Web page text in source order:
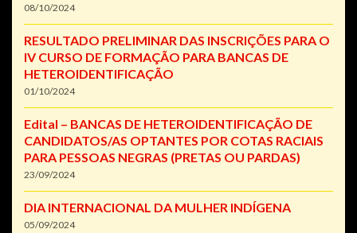
08/10/2024
RESULTADO PRELIMINAR DAS INSCRIÇÕES PARA O
IV CURSO DE FORMAÇÃO PARA BANCAS DE
HETEROIDENTIFICAÇÃO
01/10/2024
Edital – BANCAS DE HETEROIDENTIFICAÇÃO DE
CANDIDATOS/AS OPTANTES POR COTAS RACIAIS
PARA PESSOAS NEGRAS (PRETAS OU PARDAS)
23/09/2024
DIA INTERNACIONAL DA MULHER INDÍGENA
05/09/2024